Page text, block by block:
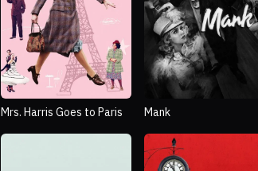
Mrs. Harris Goes to Paris Mank